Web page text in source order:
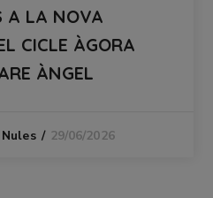
A LA NOVA
CICLE ÀGORA
ÀNGEL
29/06/2026